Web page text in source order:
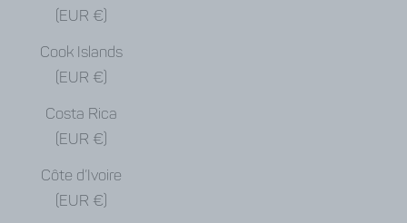
(EUR €)
Cook Islands
(EUR €)
Costa Rica
(EUR €)
Côte d’Ivoire
(EUR €)